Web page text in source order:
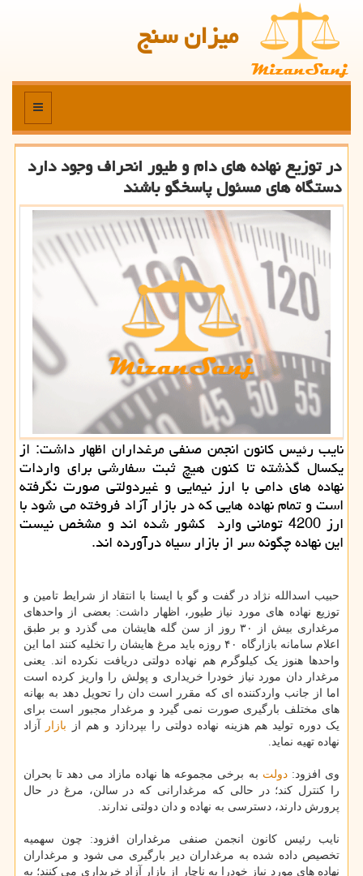
میزان سنج
منو
در توزیع نهاده های دام و طیور انحراف وجود دارد
دستگاه های مسئول پاسخگو باشند
نایب رئیس كانون انجمن صنفی مرغداران اظهار داشت: از
یكسال گذشته تا كنون هیچ ثبت سفارشی برای واردات
نهاده های دامی با ارز نیمایی و غیردولتی صورت نگرفته
است و تمام نهاده هایی كه در بازار آزاد فروخته می شود با
ارز 4200 تومانی وارد كشور شده اند و مشخص نیست
این نهاده چگونه سر از بازار سیاه درآورده اند.
حبیب اسدالله نژاد در گفت و گو با ایسنا با انتقاد از شرایط تامین و
توزیع نهاده های مورد نیاز طیور، اظهار داشت: بعضی از واحدهای
مرغداری بیش از ۳۰ روز از سن گله هایشان می گذرد و بر طبق
اعلام سامانه بازارگاه ۴۰ روزه باید مرغ هایشان را تخلیه کنند اما این
واحدها هنوز یک کیلوگرم هم نهاده دولتی دریافت نکرده اند. یعنی
مرغدار دان مورد نیاز خودرا خریداری و پولش را واریز کرده است
اما از جانب واردکننده ای که مقرر است دان را تحویل دهد به بهانه
های مختلف بارگیری صورت نمی گیرد و مرغدار مجبور است برای
یک دوره تولید هم هزینه نهاده دولتی را بپردازد و هم از بازار
آزاد
نهاده تهیه نماید.
وی افزود:دولت به برخی مجموعه ها نهاده مازاد می دهد تا بحران
را کنترل کند؛ در حالی که مرغدارانی که در سالن، مرغ در حال
پرورش دارند، دسترسی به نهاده و دان دولتی ندارند.
نایب رئیس کانون انجمن صنفی مرغداران افزود: چون سهمیه
تخصیص داده شده به مرغداران دیر بارگیری می شود و مرغداران
نهاده های مورد نیاز خودرا به ناچار از بازار آزاد خریداری می کنند؛ به